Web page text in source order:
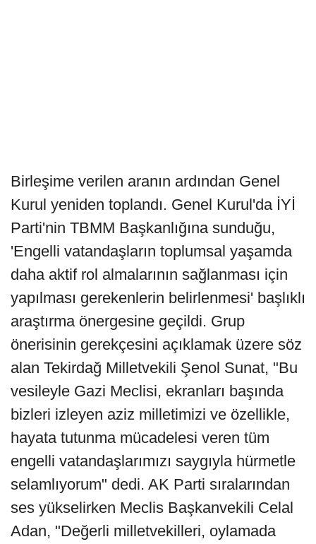
Birleşime verilen aranın ardından Genel
Kurul yeniden toplandı. Genel Kurul'da İYİ
Parti'nin TBMM Başkanlığına sunduğu,
'Engelli vatandaşların toplumsal yaşamda
daha aktif rol almalarının sağlanması için
yapılması gerekenlerin belirlenmesi' başlıklı
araştırma önergesine geçildi. Grup
önerisinin gerekçesini açıklamak üzere söz
alan Tekirdağ Milletvekili Şenol Sunat, "Bu
vesileyle Gazi Meclisi, ekranları başında
bizleri izleyen aziz milletimizi ve özellikle,
hayata tutunma mücadelesi veren tüm
engelli vatandaşlarımızı saygıyla hürmetle
selamlıyorum" dedi. AK Parti sıralarından
ses yükselirken Meclis Başkanvekili Celal
Adan, "Değerli milletvekilleri, oylamada